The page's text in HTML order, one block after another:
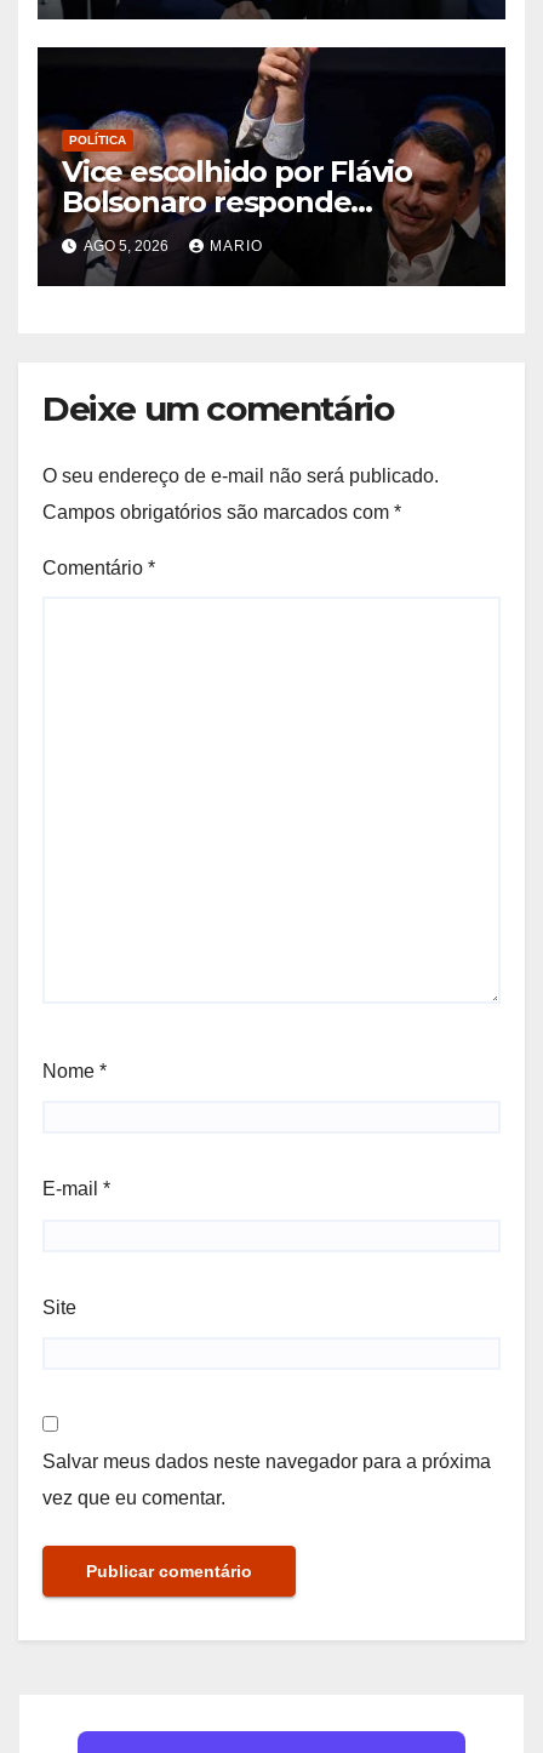
POLÍTICA
Vice escolhido por Flávio
Bolsonaro responde
processo no STF por estupro
de vulnerável; Gaspar diz ser
inocente
AGO 5, 2026 MARIO
Deixe um comentário
O seu endereço de e-mail não será publicado.
Campos obrigatórios são marcados com *
Comentário *
Nome *
E-mail *
Site
Salvar meus dados neste navegador para a próxima
vez que eu comentar.